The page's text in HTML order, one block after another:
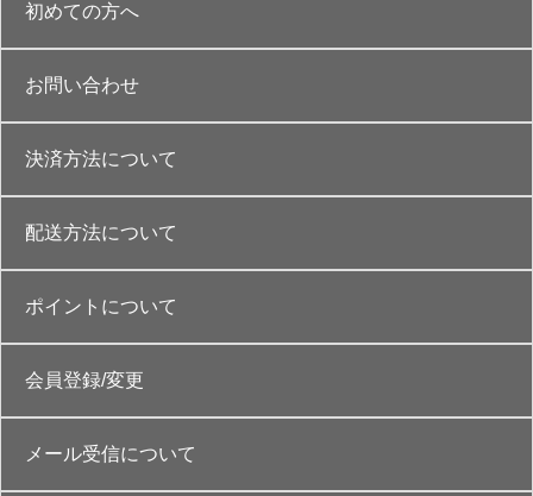
初めての方へ
お問い合わせ
決済方法について
配送方法について
ポイントについて
会員登録/変更
メール受信について